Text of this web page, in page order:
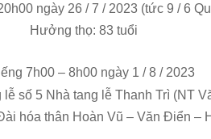
ngày 26 / 7 / 2023 (tức 9 / 6
Hưởng thọ: 83 tuổi
7h00 – 8h00 ngày 1 / 8 / 2023
lễ số 5 Nhà tang lễ Thanh Trì (NT
hóa thân Hoàn Vũ – Văn Điển –